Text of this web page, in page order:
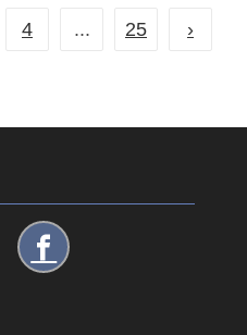
option)
38 mm
4 ... 25 ›